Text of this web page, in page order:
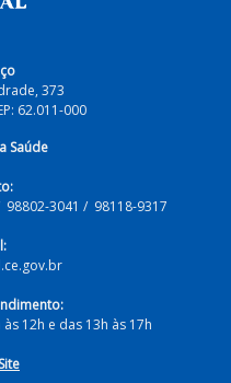
373
62.011-000
Saúde
3041 / 98118-9317
12h e das 13h às 17h